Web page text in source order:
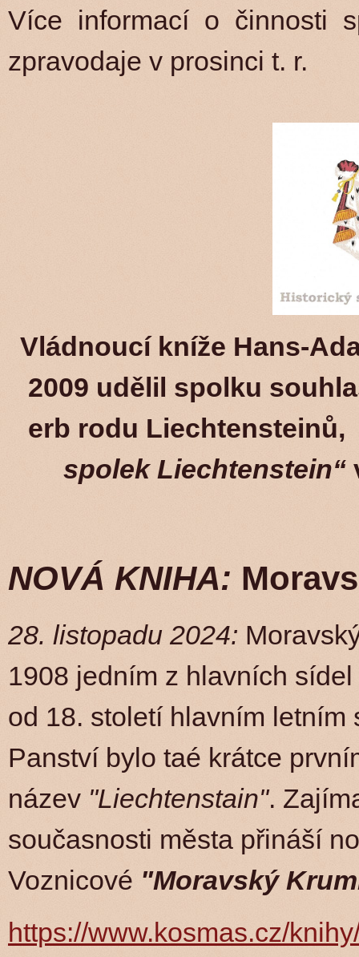
Více informací o činnosti
zpravodaje v prosinci t. r.
Vládnoucí kníže Hans-
2009 udělil spolku
erb rodu
spolek Liechtenstein“
NOVÁ KNIHA:
28. listopadu 2024:
1908 jedním z hlavních
od 18. století hlavním
Panství bylo taé krátce
název "Liechtenstain".
současnosti města přináší
Voznicové "Moravský
https://www.kosmas.cz/